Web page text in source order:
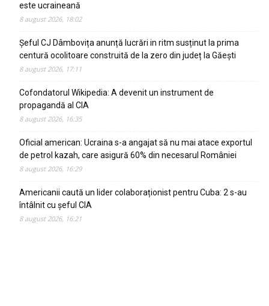
este ucraineană
8 august 2026, 18:02
Șeful CJ Dâmbovița anunță lucrări in ritm susținut la prima
centură ocolitoare construită de la zero din județ la Găești
8 august 2026, 17:11
Cofondatorul Wikipedia: A devenit un instrument de
propagandă al CIA
8 august 2026, 16:35
Oficial american: Ucraina s-a angajat să nu mai atace exportul
de petrol kazah, care asigură 60% din necesarul României
8 august 2026, 16:29
Americanii caută un lider colaboraționist pentru Cuba: 2 s-au
întâlnit cu șeful CIA
8 august 2026, 16:21